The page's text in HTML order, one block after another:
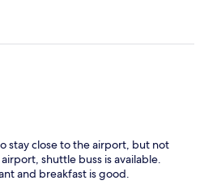
stay close to the airport, but not
shuttle buss is available.
and breakfast is good.